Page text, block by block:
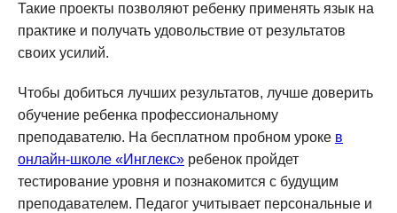
Такие проекты позволяют ребенку применять язык на
практике и получать удовольствие от результатов
своих усилий.
Чтобы добиться лучших результатов, лучше доверить
обучение ребенка профессиональному
преподавателю. На бесплатном пробном уроке в
онлайн-школе «Инглекс» ребенок пройдет
тестирование уровня и познакомится с будущим
преподавателем. Педагог учитывает персональные и